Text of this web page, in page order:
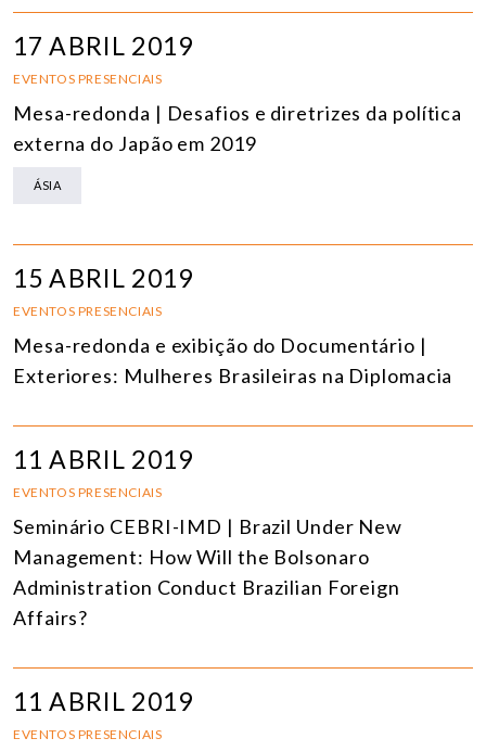
17 ABRIL 2019
EVENTOS PRESENCIAIS
Mesa-redonda | Desafios e diretrizes da política
externa do Japão em 2019
ÁSIA
15 ABRIL 2019
EVENTOS PRESENCIAIS
Mesa-redonda e exibição do Documentário |
Exteriores: Mulheres Brasileiras na Diplomacia
11 ABRIL 2019
EVENTOS PRESENCIAIS
Seminário CEBRI-IMD | Brazil Under New
Management: How Will the Bolsonaro
Administration Conduct Brazilian Foreign
Affairs?
11 ABRIL 2019
EVENTOS PRESENCIAIS